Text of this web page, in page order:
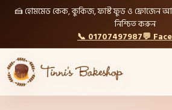
🍰 হোমমেড কেক, কুকিজ, ফাস্ট ফুড ও ফ্রোজেন
নিশ্চিত করুন
📞 01707497987💬